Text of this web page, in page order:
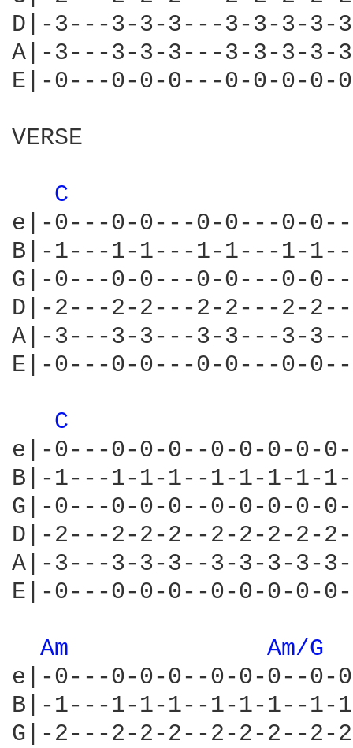
D|-3---3-3-3---3-3-3-3-
A|-3---3-3-3---3-3-3-3-
E|-0---0-0-0---0-0-0-0-
VERSE
C
e|-0---0-0---0-0---0-
B|-1---1-1---1-1---1-
G|-0---0-0---0-0---0-
D|-2---2-2---2-2---2-
A|-3---3-3---3-3---3-
E|-0---0-0---0-0---0-
C
e|-0---0-0-0--0-0-0-0-
B|-1---1-1-1--1-1-1-1-
G|-0---0-0-0--0-0-0-0-
D|-2---2-2-2--2-2-2-2-
A|-3---3-3-3--3-3-3-3-
E|-0---0-0-0--0-0-0-0-
Am
Am/G
e|-0---0-0-0--0-0-0--
B|-1---1-1-1--1-1-1--
G|-2---2-2-2--2-2-2--